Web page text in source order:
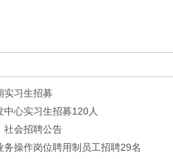
实习生招募
心实习生招募120人
社会招聘公告
操作岗位聘用制员工招聘29名